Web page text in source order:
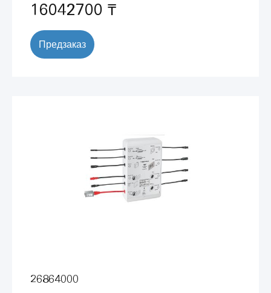
16042700 ₸
Предзаказ
26864000